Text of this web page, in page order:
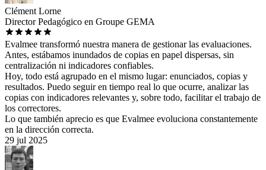
Clément Lorne
Director Pedagógico en Groupe GEMA
Evalmee transformó nuestra manera de gestionar las evaluaciones.
Antes, estábamos inundados de copias en papel dispersas, sin
centralización ni indicadores confiables.
Hoy, todo está agrupado en el mismo lugar: enunciados, copias y
resultados. Puedo seguir en tiempo real lo que ocurre, analizar las
copias con indicadores relevantes y, sobre todo, facilitar el trabajo de
los correctores.
Lo que también aprecio es que Evalmee evoluciona constantemente
en la dirección correcta.
29 jul 2025